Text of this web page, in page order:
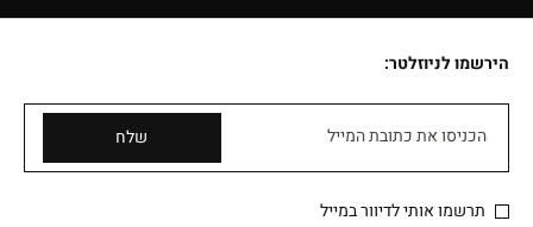
הירשמו לניוזלטר:
הכניסו את כתובת המייל שלח
תרשמו אותי לדיוור במייל